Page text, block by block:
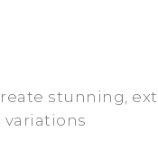
stunning,
variations